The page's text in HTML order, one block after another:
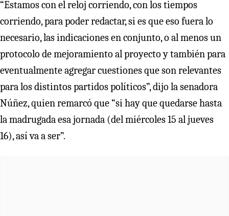
“Estamos con el reloj corriendo, con los tiempos
corriendo, para poder redactar, si es que eso fuera lo
necesario, las indicaciones en conjunto, o al menos un
protocolo de mejoramiento al proyecto y también para
eventualmente agregar cuestiones que son relevantes
para los distintos partidos políticos”, dijo la senadora
Núñez, quien remarcó que “si hay que quedarse hasta
la madrugada esa jornada (del miércoles 15 al jueves
16), así va a ser”.